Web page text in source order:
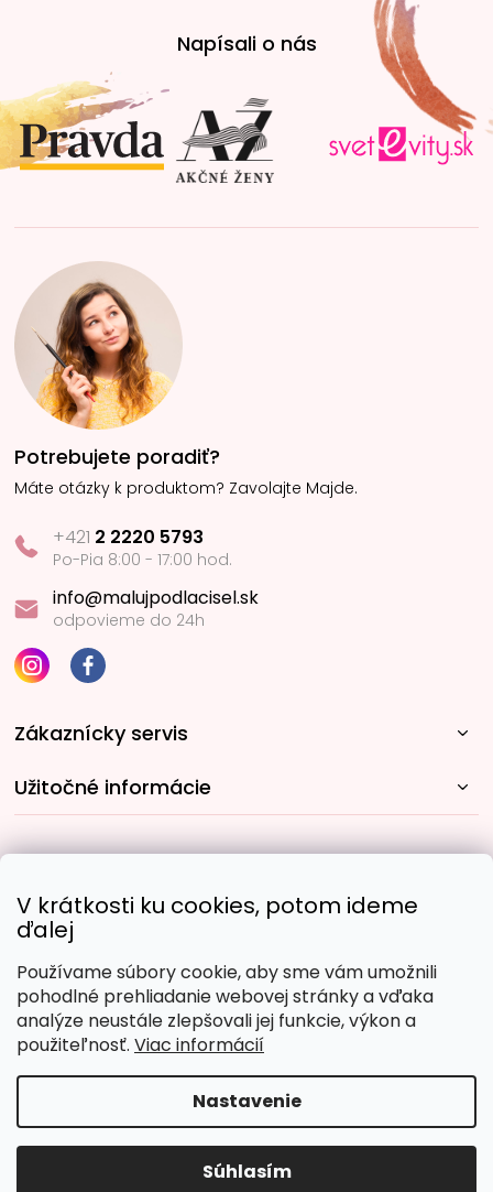
V krátkosti ku cookies, potom ideme
ďalej
Používame súbory cookie, aby sme vám umožnili
pohodlné prehliadanie webovej stránky a vďaka
analýze neustále zlepšovali jej funkcie, výkon a
použiteľnosť. Viac informácií
Nastavenie
Súhlasím
t
i
e
Napísali o nás
Potrebujete poradiť?
Máte otázky k produktom? Zavolajte Majde.
+421 2 2220 5793
Po-Pia 8:00 - 17:00 hod.
info@malujpodlacisel.sk
odpovieme do 24h
Zákaznícky servis
Užitočné informácie
Obľúbené spôsoby platby:
Copyright 2026Malujpodlacisel.sk. Všetky práva
vyhradené.Upraviť nastavenie cookies